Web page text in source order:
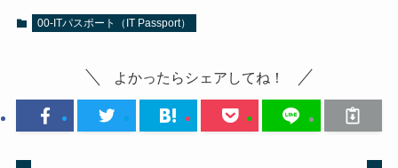
00-ITパスポート（IT Passport）
よかったらシェアしてね！